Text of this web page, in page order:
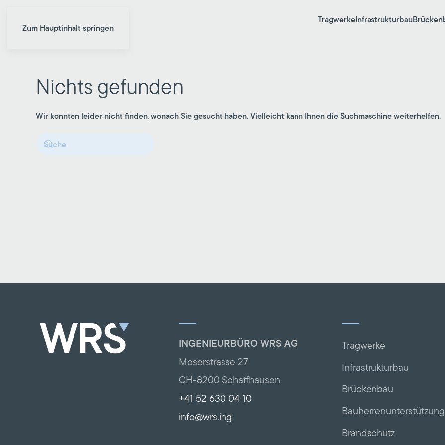
Zum Hauptinhalt springen
TragwerkeInfrastrukturbau
Nichts gefunden
Wir konnten leider nicht finden, wonach Sie gesucht haben. Vielleicht kann Ihnen die Suchmaschine weiterhelfen.
INGENIEURBÜRO WRS AG
Moserstrasse 27
CH-8200 Schaffhausen
+41 52 630 04 10
info@wrs.ing
Tragwerke
Infrastrukturbau
Brückenbau
Bauherrenunterstützung
Brandschutz